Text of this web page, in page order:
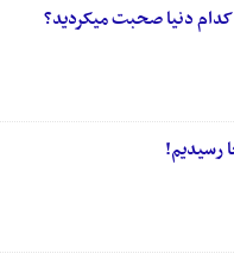
کدام دنیا صحبت میکردید؟
رسیدیم!